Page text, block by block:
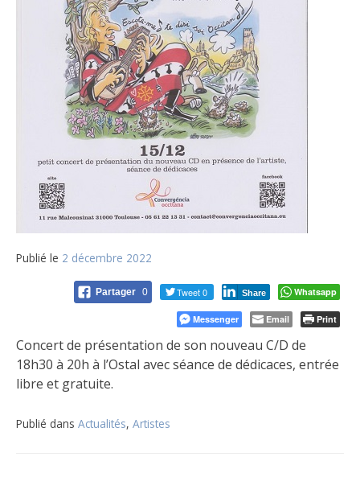
Publié le 2 décembre 2022
Partager 0 Tweet 0 Share Whatsapp
Messenger Email Print
Concert de présentation de son nouveau C/D de
18h30 à 20h à l’Ostal avec séance de dédicaces, entrée
libre et gratuite.
Publié dans Actualités, Artistes